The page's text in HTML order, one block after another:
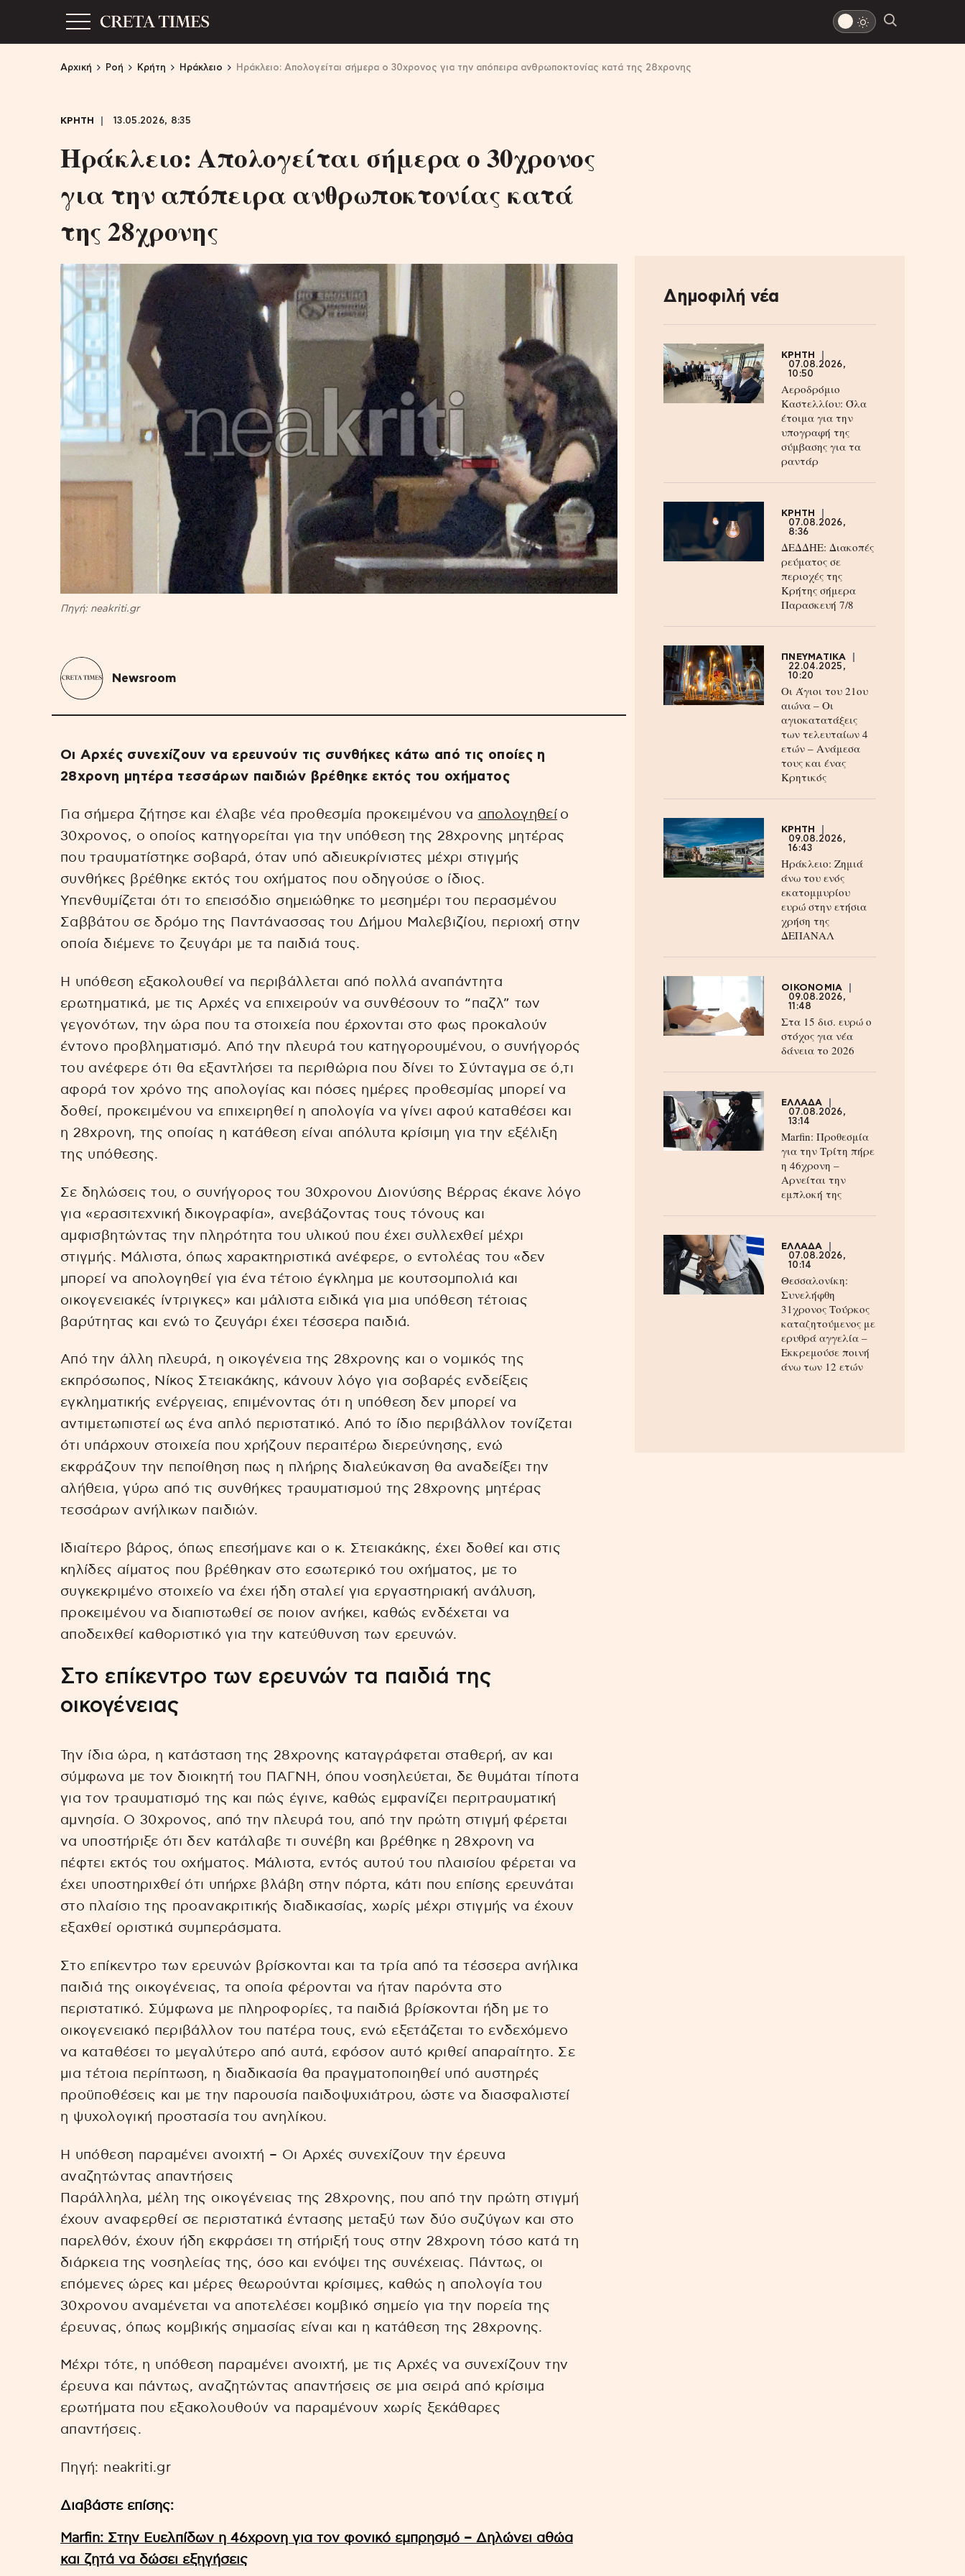
Αρχική Ροή Κρήτη Ηράκλειο Hράκλειο: Απολογείται σήμερα ο 30χρονος για την απόπειρα ανθρωποκτονίας κατά της 28χρονης
ΚΡΗΤΗ 13.05.2026, 8:35
Hράκλειο: Απολογείται σήμερα ο 30χρονος
για την απόπειρα ανθρωποκτονίας κατά
της 28χρονης
Πηγή: neakriti.gr
Newsroom
Οι Αρχές συνεχίζουν να ερευνούν τις συνθήκες κάτω από τις οποίες η
28χρονη μητέρα τεσσάρων παιδιών βρέθηκε εκτός του οχήματος
Για σήμερα ζήτησε και έλαβε νέα προθεσμία προκειμένου να απολογηθεί ο
30χρονος, ο οποίος κατηγορείται για την υπόθεση της 28χρονης μητέρας
που τραυματίστηκε σοβαρά, όταν υπό αδιευκρίνιστες μέχρι στιγμής
συνθήκες βρέθηκε εκτός του οχήματος που οδηγούσε ο ίδιος.
Υπενθυμίζεται ότι το επεισόδιο σημειώθηκε το μεσημέρι του περασμένου
Σαββάτου σε δρόμο της Παντάνασσας του Δήμου Μαλεβιζίου, περιοχή στην
οποία διέμενε το ζευγάρι με τα παιδιά τους.
Η υπόθεση εξακολουθεί να περιβάλλεται από πολλά αναπάντητα
ερωτηματικά, με τις Αρχές να επιχειρούν να συνθέσουν το “παζλ” των
γεγονότων, την ώρα που τα στοιχεία που έρχονται στο φως προκαλούν
έντονο προβληματισμό. Από την πλευρά του κατηγορουμένου, ο συνήγορός
του ανέφερε ότι θα εξαντλήσει τα περιθώρια που δίνει το Σύνταγμα σε ό,τι
αφορά τον χρόνο της απολογίας και πόσες ημέρες προθεσμίας μπορεί να
δοθεί, προκειμένου να επιχειρηθεί η απολογία να γίνει αφού καταθέσει και
η 28χρονη, της οποίας η κατάθεση είναι απόλυτα κρίσιμη για την εξέλιξη
της υπόθεσης.
Σε δηλώσεις του, ο συνήγορος του 30χρονου Διονύσης Βέρρας έκανε λόγο
για «ερασιτεχνική δικογραφία», ανεβάζοντας τους τόνους και
αμφισβητώντας την πληρότητα του υλικού που έχει συλλεχθεί μέχρι
στιγμής. Μάλιστα, όπως χαρακτηριστικά ανέφερε, ο εντολέας του «δεν
μπορεί να απολογηθεί για ένα τέτοιο έγκλημα με κουτσομπολιά και
οικογενειακές ίντριγκες» και μάλιστα ειδικά για μια υπόθεση τέτοιας
βαρύτητας και ενώ το ζευγάρι έχει τέσσερα παιδιά.
Από την άλλη πλευρά, η οικογένεια της 28χρονης και ο νομικός της
εκπρόσωπος, Νίκος Στειακάκης, κάνουν λόγο για σοβαρές ενδείξεις
εγκληματικής ενέργειας, επιμένοντας ότι η υπόθεση δεν μπορεί να
αντιμετωπιστεί ως ένα απλό περιστατικό. Από το ίδιο περιβάλλον τονίζεται
ότι υπάρχουν στοιχεία που χρήζουν περαιτέρω διερεύνησης, ενώ
εκφράζουν την πεποίθηση πως η πλήρης διαλεύκανση θα αναδείξει την
αλήθεια, γύρω από τις συνθήκες τραυματισμού της 28χρονης μητέρας
τεσσάρων ανήλικων παιδιών.
Ιδιαίτερο βάρος, όπως επεσήμανε και ο κ. Στειακάκης, έχει δοθεί και στις
κηλίδες αίματος που βρέθηκαν στο εσωτερικό του οχήματος, με το
συγκεκριμένο στοιχείο να έχει ήδη σταλεί για εργαστηριακή ανάλυση,
προκειμένου να διαπιστωθεί σε ποιον ανήκει, καθώς ενδέχεται να
αποδειχθεί καθοριστικό για την κατεύθυνση των ερευνών.
Στο επίκεντρο των ερευνών τα παιδιά της
οικογένειας
Την ίδια ώρα, η κατάσταση της 28χρονης καταγράφεται σταθερή, αν και
σύμφωνα με τον διοικητή του ΠΑΓΝΗ, όπου νοσηλεύεται, δε θυμάται τίποτα
για τον τραυματισμό της και πώς έγινε, καθώς εμφανίζει περιτραυματική
αμνησία. Ο 30χρονος, από την πλευρά του, από την πρώτη στιγμή φέρεται
να υποστήριξε ότι δεν κατάλαβε τι συνέβη και βρέθηκε η 28χρονη να
πέφτει εκτός του οχήματος. Μάλιστα, εντός αυτού του πλαισίου φέρεται να
έχει υποστηριχθεί ότι υπήρχε βλάβη στην πόρτα, κάτι που επίσης ερευνάται
στο πλαίσιο της προανακριτικής διαδικασίας, χωρίς μέχρι στιγμής να έχουν
εξαχθεί οριστικά συμπεράσματα.
Στο επίκεντρο των ερευνών βρίσκονται και τα τρία από τα τέσσερα ανήλικα
παιδιά της οικογένειας, τα οποία φέρονται να ήταν παρόντα στο
περιστατικό. Σύμφωνα με πληροφορίες, τα παιδιά βρίσκονται ήδη με το
οικογενειακό περιβάλλον του πατέρα τους, ενώ εξετάζεται το ενδεχόμενο
να καταθέσει το μεγαλύτερο από αυτά, εφόσον αυτό κριθεί απαραίτητο. Σε
μια τέτοια περίπτωση, η διαδικασία θα πραγματοποιηθεί υπό αυστηρές
προϋποθέσεις και με την παρουσία παιδοψυχιάτρου, ώστε να διασφαλιστεί
η ψυχολογική προστασία του ανηλίκου.
Η υπόθεση παραμένει ανοιχτή – Οι Αρχές συνεχίζουν την έρευνα
αναζητώντας απαντήσεις
Παράλληλα, μέλη της οικογένειας της 28χρονης, που από την πρώτη στιγμή
έχουν αναφερθεί σε περιστατικά έντασης μεταξύ των δύο συζύγων και στο
παρελθόν, έχουν ήδη εκφράσει τη στήριξή τους στην 28χρονη τόσο κατά τη
διάρκεια της νοσηλείας της, όσο και ενόψει της συνέχειας. Πάντως, οι
επόμενες ώρες και μέρες θεωρούνται κρίσιμες, καθώς η απολογία του
30χρονου αναμένεται να αποτελέσει κομβικό σημείο για την πορεία της
έρευνας, όπως κομβικής σημασίας είναι και η κατάθεση της 28χρονης.
Μέχρι τότε, η υπόθεση παραμένει ανοιχτή, με τις Αρχές να συνεχίζουν την
έρευνα και πάντως, αναζητώντας απαντήσεις σε μια σειρά από κρίσιμα
ερωτήματα που εξακολουθούν να παραμένουν χωρίς ξεκάθαρες
απαντήσεις.
Πηγή: neakriti.gr
Διαβάστε επίσης:
Marfin: Στην Ευελπίδων η 46χρονη για τον φονικό εμπρησμό – Δηλώνει αθώα
και ζητά να δώσει εξηγήσεις
Δημοφιλή νέα
ΚΡΗΤΗ
07.08.2026,
10:50
Αεροδρόμιο
Καστελλίου: Όλα
έτοιμα για την
υπογραφή της
σύμβασης για τα
ραντάρ
ΚΡΗΤΗ
07.08.2026,
8:36
ΔΕΔΔΗΕ: Διακοπές
ρεύματος σε
περιοχές της
Κρήτης σήμερα
Παρασκευή 7/8
ΠΝΕΥΜΑΤΙΚΑ
22.04.2025,
10:20
Οι Άγιοι του 21ου
αιώνα – Οι
αγιοκατατάξεις
των τελευταίων 4
ετών – Ανάμεσα
τους και ένας
Κρητικός
ΚΡΗΤΗ
09.08.2026,
16:43
Ηράκλειο: Ζημιά
άνω του ενός
εκατομμυρίου
ευρώ στην ετήσια
χρήση της
ΔΕΠΑΝΑΛ
ΟΙΚΟΝΟΜΙΑ
09.08.2026,
11:48
Στα 15 δισ. ευρώ ο
στόχος για νέα
δάνεια το 2026
ΕΛΛΑΔΑ
07.08.2026,
13:14
Marfin: Προθεσμία
για την Τρίτη πήρε
η 46χρονη –
Aρνείται την
εμπλοκή της
ΕΛΛΑΔΑ
07.08.2026,
10:14
Θεσσαλονίκη:
Συνελήφθη
31χρονος Τούρκος
καταζητούμενος με
ερυθρά αγγελία –
Εκκρεμούσε ποινή
άνω των 12 ετών